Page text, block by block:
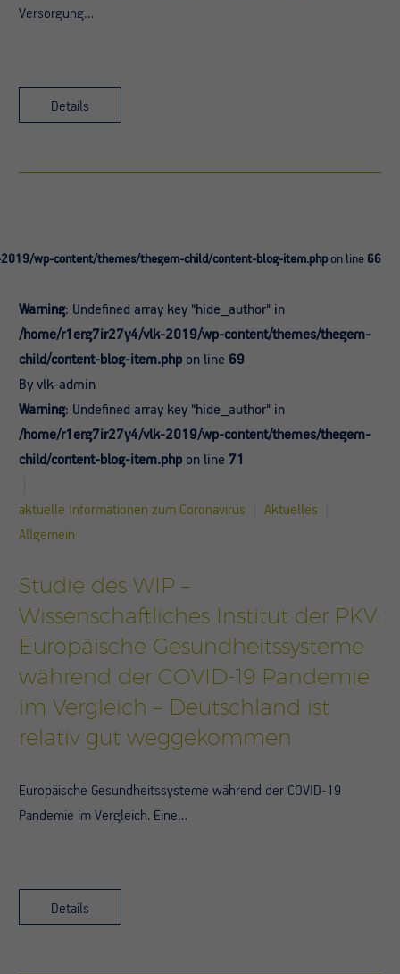
Versorgung…
Details
wp-content/themes/thegem-child/content-blog-item.php on line 66
Warning: Undefined array key "hide_author" in
/home/r1erg7ir27y4/vlk-2019/wp-content/themes/thegem-
child/content-blog-item.php on line 69
By vlk-admin
Warning: Undefined array key "hide_author" in
/home/r1erg7ir27y4/vlk-2019/wp-content/themes/thegem-
child/content-blog-item.php on line 71
aktuelle Informationen zum Coronavirus
Aktuelles
Allgemein
Studie des WIP –
Wissenschaftliches Institut der PKV:
Europäische Gesundheitssysteme
während der COVID-19 Pandemie
im Vergleich – Deutschland ist
relativ gut weggekommen
Europäische Gesundheitssysteme während der COVID-19
Pandemie im Vergleich. Eine…
Details